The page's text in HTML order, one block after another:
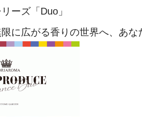
ーズ「Duo」
限に広がる香りの世界へ、あ